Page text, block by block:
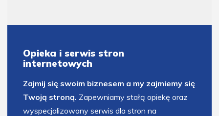
Opieka i serwis stron
internetowych
Zajmij się swoim biznesem a my zajmiemy się
Twoją stroną. Zapewniamy stałą opiekę oraz
wyspecjalizowany serwis dla stron na